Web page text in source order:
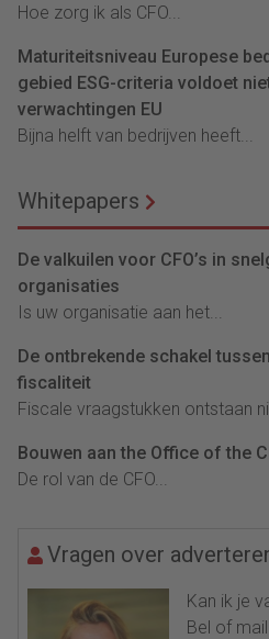
Hoe zorg ik als CFO...
Maturiteitsniveau Europese
gebied ESG-criteria voldoet
verwachtingen EU
Bijna helft van bedrijven heeft...
Whitepapers
De valkuilen voor CFO’s in
organisaties
Is uw organisatie aan het...
De ontbrekende schakel
fiscaliteit
Fiscale vraagstukken ontstaan
Bouwen aan the Office of the
De rol van de CFO...
Vragen over
Kan ik je
Bel of